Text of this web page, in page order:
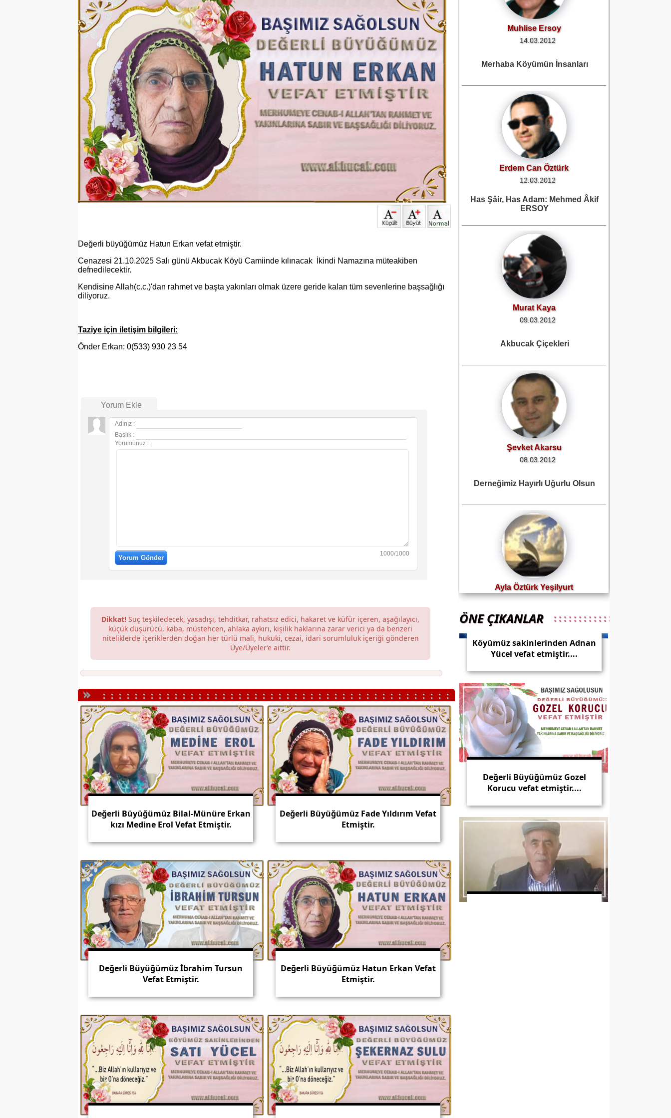
Değerli büyüğümüz Hatun Erkan vefat etmiştir.
Cenazesi 21.10.2025 Salı günü Akbucak Köyü Camiinde kılınacak İkindi Namazına müteakiben
defnedilecektir.
Kendisine Allah(c.c.)'dan rahmet ve başta yakınları olmak üzere geride kalan tüm sevenlerine başsağlığı
diliyoruz.
Taziye için iletişim bilgileri:
Önder Erkan: 0(533) 930 23 54
Yorum Ekle
Adınız :
Başlık :
Yorumunuz :
1000/1000
Dikkat!Suç teşkiledecek, yasadışı, tehditkar, rahatsız edici, hakaret ve küfür içeren, aşağılayıcı,
küçük düşürücü, kaba, müstehcen, ahlaka aykırı, kişilik haklarına zarar verici ya da benzeri
niteliklerde içeriklerden doğan her türlü mali, hukuki, cezai, idari sorumluluk içeriği gönderen
Üye/Üyeler’e aittir.
Değerli Büyüğümüz Bilal-Münüre Erkan
kızı Medine Erol Vefat Etmiştir.
Değerli Büyüğümüz Fade Yıldırım Vefat
Etmiştir.
Değerli Büyüğümüz İbrahim Tursun
Vefat Etmiştir.
Değerli Büyüğümüz Hatun Erkan Vefat
Etmiştir.
Merhaba Köyümün İnsanları
Erdem Can Öztürk
12.03.2012
Has Şâir, Has Adam: Mehmed Âkif
ERSOY
Murat Kaya
09.03.2012
Akbucak Çiçekleri
Şevket Akarsu
08.03.2012
Derneğimiz Hayırlı Uğurlu Olsun
Ayla Öztürk Yeşilyurt
02.03.2012
Kervan Yolculuğu
Dilek Karaca Işıksoy
02.03.2012
Derneğimizin hayırlara vesile
olmasını temenni ediyorum.
01.03.2012
Birlik ve Dayanışma
ÖNE ÇIKANLAR : : : : : : : : : : : : : : : : : : : :
Değerli Büyüğümüz Gozel
Korucu vefat etmiştir....
Değerli büyüğümüz Satılmış
Işıksoy vefat etmiştir....